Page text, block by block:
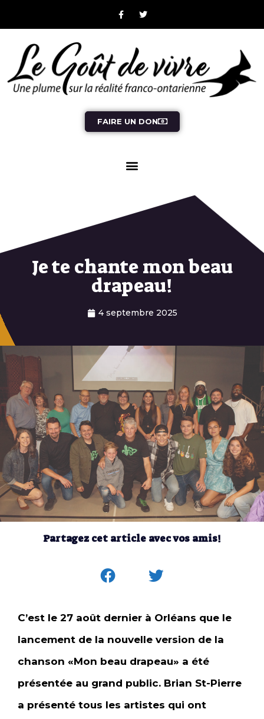
FAIRE UN DON
Je te chante mon beau
drapeau!
4 septembre 2025
Partagez cet article avec vos amis!
C’est le 27 août dernier à Orléans que le
lancement de la nouvelle version de la
chanson «Mon beau drapeau» a été
présentée au grand public. Brian St-Pierre
a présenté tous les artistes qui ont